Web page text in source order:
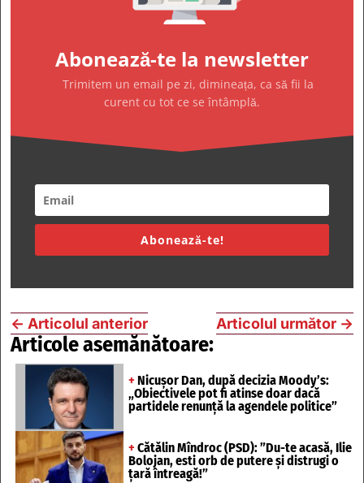
Abonează-te la newsletter
Trimitem un email pe zi, dimineața, ca să fii la
curent cu tot ce se întâmplă.
Abonează-te!
← Articolul anterior Articolul următor →
Articole asemănătoare:
+ Nicușor Dan, după decizia Moody’s:
„Obiectivele pot fi atinse doar dacă
partidele renunță la agendele politice”
+ Cătălin Mîndroc (PSD): ”Du-te acasă, Ilie
Bolojan, esti orb de putere și distrugi o
țară întreagă!”